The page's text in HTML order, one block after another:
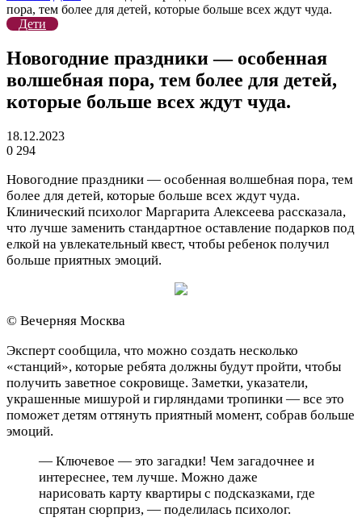
пора, тем более для детей, которые больше всех ждут чуда.
Дети
Новогодние праздники — особенная
волшебная пора, тем более для детей,
которые больше всех ждут чуда.
18.12.2023
0 294
Новогодние праздники — особенная волшебная пора, тем
более для детей, которые больше всех ждут чуда.
Клинический психолог Маргарита Алексеева рассказала,
что лучше заменить стандартное оставление подарков под
елкой на увлекательный квест, чтобы ребенок получил
больше приятных эмоций.
© Вечерняя Москва
Эксперт сообщила, что можно создать несколько
«станций», которые ребята должны будут пройти, чтобы
получить заветное сокровище. Заметки, указатели,
украшенные мишурой и гирляндами тропинки — все это
поможет детям оттянуть приятный момент, собрав больше
эмоций.
— Ключевое — это загадки! Чем загадочнее и
интереснее, тем лучше. Можно даже
нарисовать карту квартиры с подсказками, где
спрятан сюрприз, — поделилась психолог.